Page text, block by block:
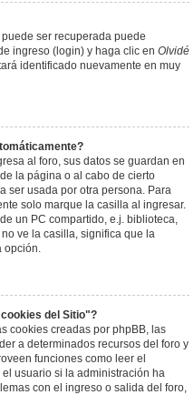
ser recuperada puede
ingreso (login) y haga clic en Olvidé
identificado nuevamente en muy
al foro, sus datos se guardan en
la página o al cabo de cierto
ser usada por otra persona. Para
solo marque la casilla al ingresar.
un PC compartido, e.j. biblioteca,
ve la casilla, significa que la
opción.
del Sitio"?
cookies creadas por phpBB, las
a determinados recursos del foro y
funciones como leer el
usuario si la administración ha
con el ingreso o salida del foro,